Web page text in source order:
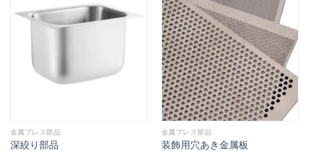
金属プレス部品
深絞り部品
金属プレス部品
装飾用穴あき金属板